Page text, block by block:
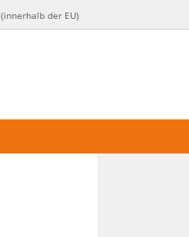
(innerhalb der EU)